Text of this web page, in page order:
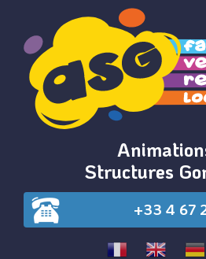
Structures
+33 4 67